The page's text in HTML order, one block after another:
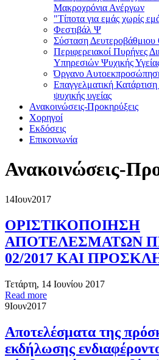
Μακροχρόνια Ανέργων
"Τίποτα για εμάς χωρίς
Φεστιβάλ Ψ
Σύσταση
Περιφερειακοί Πυρήνες
Υπηρεσιών Ψυχικής
Όργανο
Επαγγελματική
ψυχικής υγείας
Ανακοινώσεις-Προκηρύξεις
Χορηγοί
Εκδόσεις
Επικοινωνία
Ανακοινώσεις-
14Ιουν2017
ΟΡΙΣΤΙΚΟΠΟΙΗΣΗ
ΑΠΟΤΕΛΕΣΜΑΤΩΝ
02/2017 ΚΑΙ
Τετάρτη, 14 Ιουνίου 2017
Read more
9Ιουν2017
Αποτελέσματα της
εκδήλωσης